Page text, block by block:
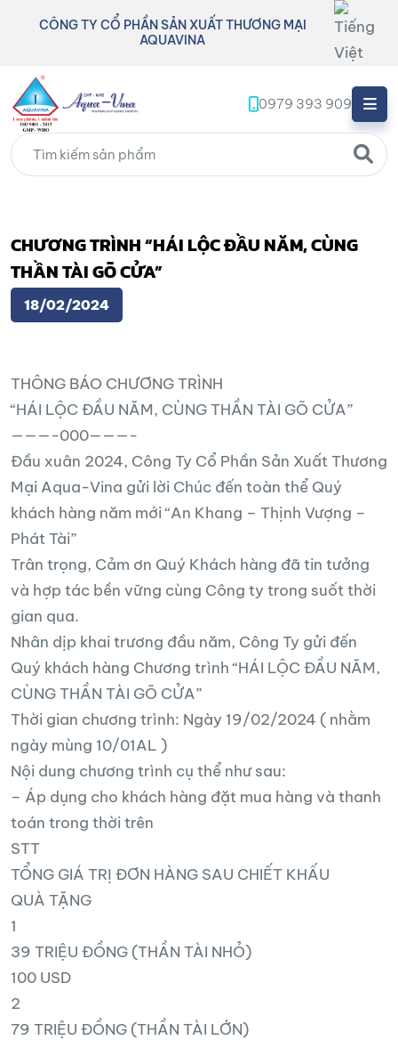
CÔNG TY CỔ PHẦN SẢN XUẤT THƯƠNG MẠI
AQUAVINA
0979 393 909
CHƯƠNG TRÌNH “HÁI LỘC ĐẦU NĂM, CÙNG
THẦN TÀI GÕ CỬA”
18/02/2024
THÔNG BÁO CHƯƠNG TRÌNH
“HÁI LỘC ĐẦU NĂM, CÙNG THẦN TÀI GÕ CỬA”
———-000———-
Đầu xuân 2024, Công Ty Cổ Phần Sản Xuất Thương
Mại Aqua-Vina gửi lời Chúc đến toàn thể Quý
khách hàng năm mới “An Khang – Thịnh Vượng –
Phát Tài”
Trân trọng, Cảm ơn Quý Khách hàng đã tin tưởng
và hợp tác bền vững cùng Công ty trong suốt thời
gian qua.
Nhân dịp khai trương đầu năm, Công Ty gửi đến
Quý khách hàng Chương trình “HÁI LỘC ĐẦU NĂM,
CÙNG THẦN TÀI GÕ CỬA”
Thời gian chương trình: Ngày 19/02/2024 ( nhằm
ngày mùng 10/01AL )
Nội dung chương trình cụ thể như sau:
– Áp dụng cho khách hàng đặt mua hàng và thanh
toán trong thời trên
STT
TỔNG GIÁ TRỊ ĐƠN HÀNG SAU CHIẾT KHẤU
QUÀ TẶNG
1
39 TRIỆU ĐỒNG (THẦN TÀI NHỎ)
100 USD
2
79 TRIỆU ĐỒNG (THẦN TÀI LỚN)